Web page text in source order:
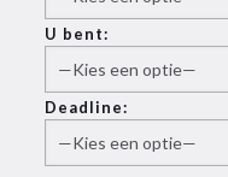
U bent:
Deadline: